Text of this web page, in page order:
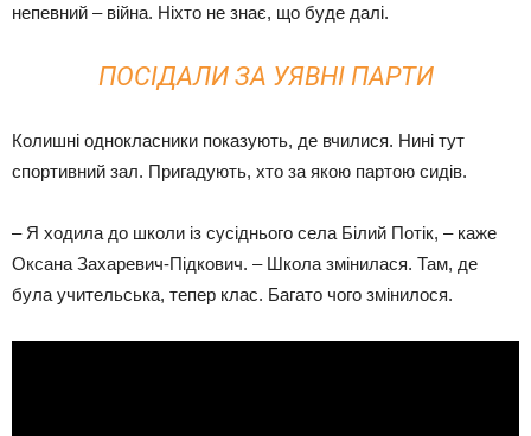
непевний – війна. Ніхто не знає, що буде далі.
ПОСІДАЛИ ЗА УЯВНІ ПАРТИ
Колишні однокласники показують, де вчилися. Нині тут
спортивний зал. Пригадують, хто за якою партою сидів.
– Я ходила до школи із сусіднього села Білий Потік, – каже
Оксана Захаревич-Підкович. – Школа змінилася. Там, де
була учительська, тепер клас. Багато чого змінилося.